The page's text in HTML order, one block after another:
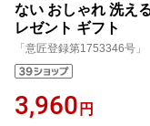
ない おしゃれ 洗え
レゼント ギフト
「意匠登録第1753346号」
3,960 円